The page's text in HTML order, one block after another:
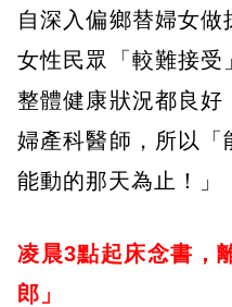
自深入偏鄉替婦女做
女性民眾「較難接受
整體健康狀況都良好
婦產科醫師，所以「
能動的那天為止！」
凌晨3點起床念書，
郎」